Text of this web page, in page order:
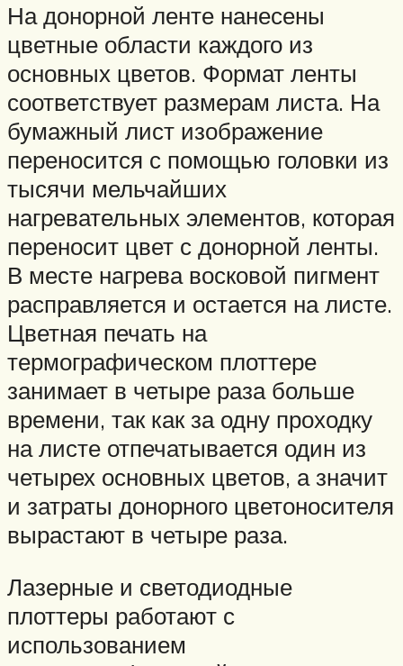
На донорной ленте нанесены
цветные области каждого из
основных цветов. Формат ленты
соответствует размерам листа. На
бумажный лист изображение
переносится с помощью головки из
тысячи мельчайших
нагревательных элементов, которая
переносит цвет с донорной ленты.
В месте нагрева восковой пигмент
расправляется и остается на листе.
Цветная печать на
термографическом плоттере
занимает в четыре раза больше
времени, так как за одну проходку
на листе отпечатывается один из
четырех основных цветов, а значит
и затраты донорного цветоносителя
вырастают в четыре раза.
Лазерные и светодиодные
плоттеры работают с
использованием